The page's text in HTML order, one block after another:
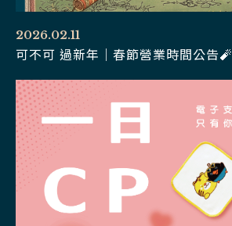
2026.02.11
可不可 過新年｜春節營業時間公告🧨